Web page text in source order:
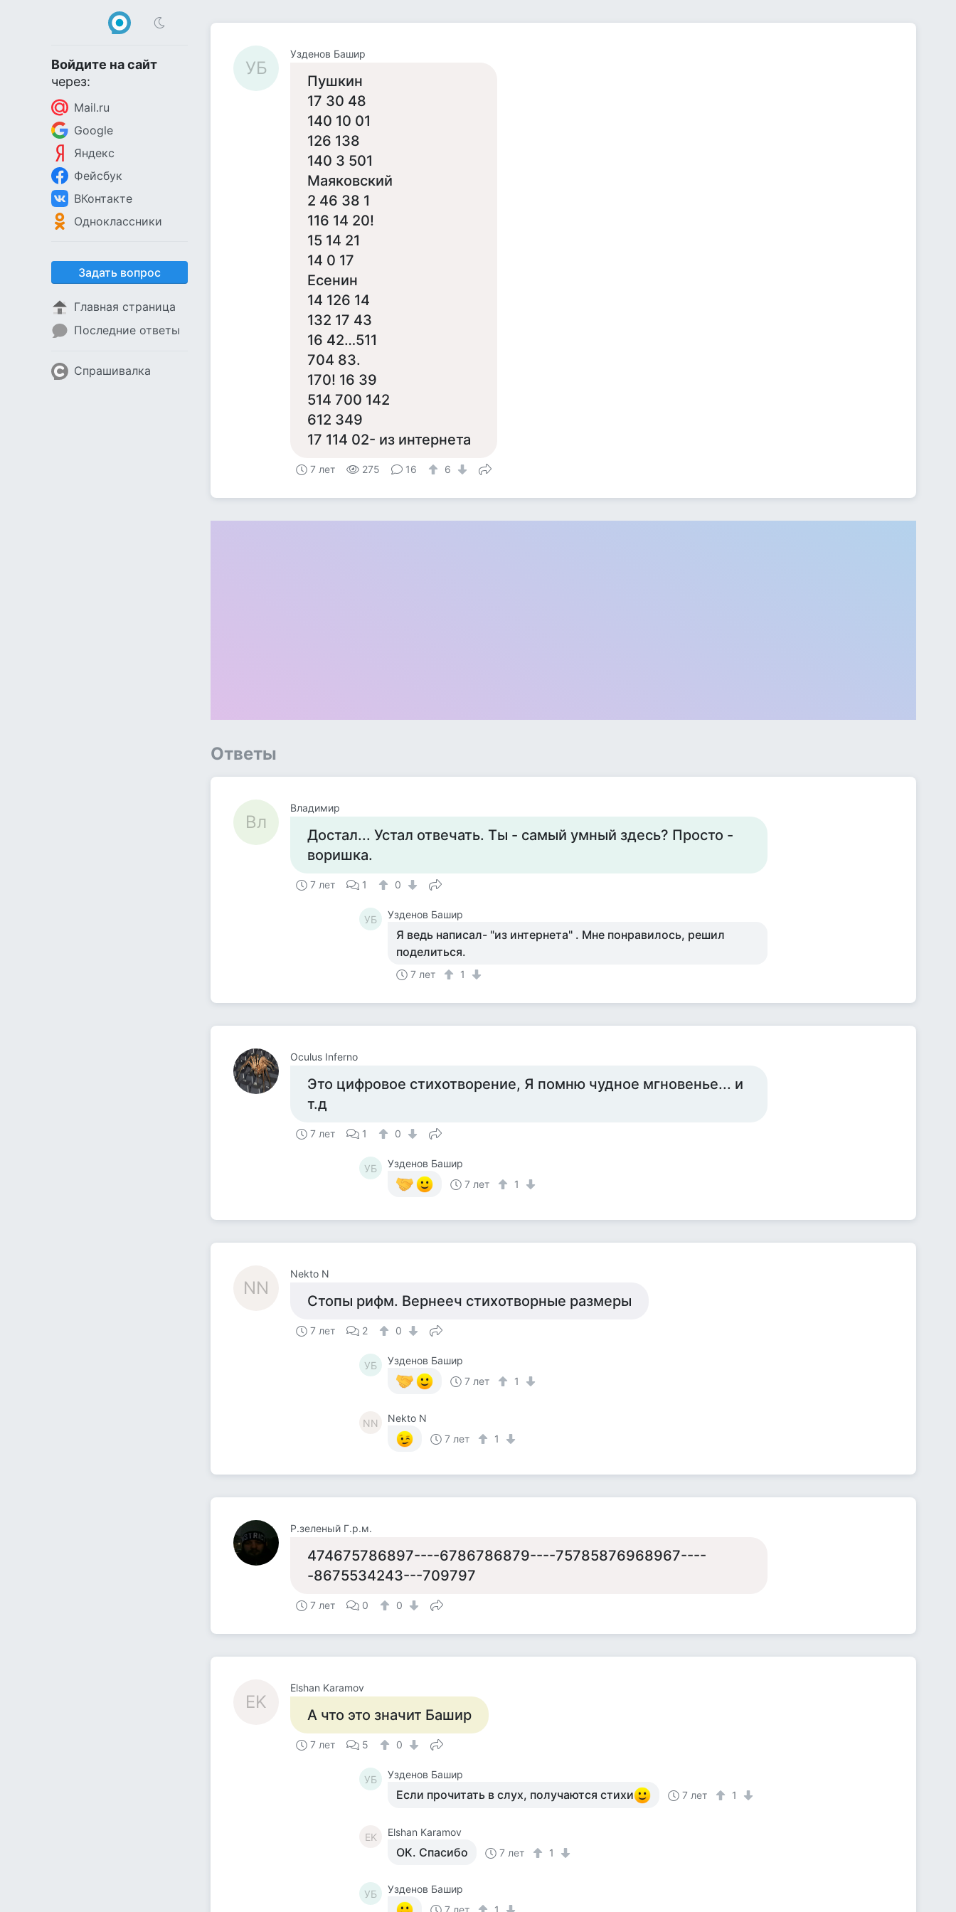
Войдите на сайт
через:
Mail.ru
Google
Яндекс
Фейсбук
ВКонтакте
Одноклассники
Задать вопрос
Главная страница
Последние ответы
Спрашивалка
УБ
Узденов Башир
Пушкин
17 30 48
140 10 01
126 138
140 3 501
Маяковский
2 46 38 1
116 14 20!
15 14 21
14 0 17
Есенин
14 126 14
132 17 43
16 42…511
704 83.
170! 16 39
514 700 142
612 349
17 114 02- из интернета
7 лет 275 16 6
Ответы
Вл
Владимир
Достал... Устал отвечать. Ты - самый умный здесь? Просто -
воришка.
7 лет 1 0
УБ Узденов Башир
Я ведь написал- "из интернета" . Мне понравилось, решил
поделиться.
7 лет 1
Оculus Inferno
Это цифровое стихотворение, Я помню чудное мгновенье... и
т.д
7 лет 1 0
УБ
Узденов Башир
7 лет
1
NN
Nekto N
Стопы рифм. Вернееч стихотворные размеры
7 лет 2 0
УБ
Узденов Башир
7 лет
1
NN
Nekto N
7 лет
1
Р.зеленый Г.р.м.
474675786897----6786786879----75785876968967----
-8675534243---709797
7 лет 0 0
EK
Elshan Karamov
А что это значит Башир
7 лет 5 0
УБ Узденов Башир
Если прочитать в слух, получаются стихи 7 лет 1
EK Elshan Karamov
ОК. Спасибо 7 лет 1
УБ
Узденов Башир
7 лет
1